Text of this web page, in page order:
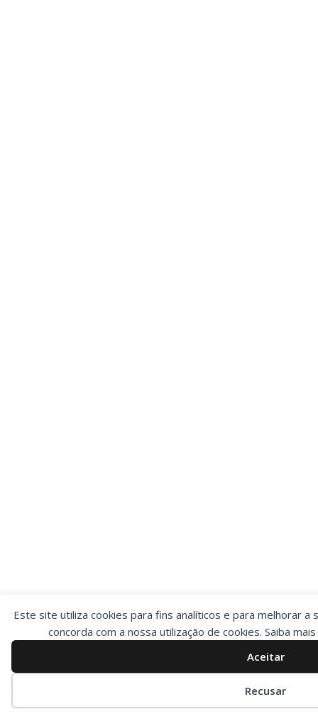
Este site utiliza cookies para fins analíticos e para melhorar a
concorda com a nossa utilização de cookies. Saiba
Aceitar
Recusar